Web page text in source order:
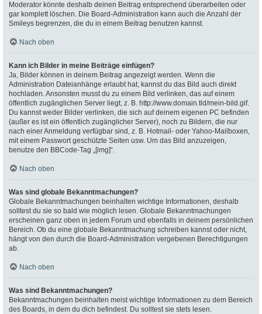
Moderator könnte deshalb deinen Beitrag entsprechend überarbeiten oder
gar komplett löschen. Die Board-Administration kann auch die Anzahl der
Smileys begrenzen, die du in einem Beitrag benutzen kannst.
Nach oben
Kann ich Bilder in meine Beiträge einfügen?
Ja, Bilder können in deinem Beitrag angezeigt werden. Wenn die
Administration Dateianhänge erlaubt hat, kannst du das Bild auch direkt
hochladen. Ansonsten musst du zu einem Bild verlinken, das auf einem
öffentlich zugänglichen Server liegt, z. B. http://www.domain.tld/mein-bild.gif.
Du kannst weder Bilder verlinken, die sich auf deinem eigenen PC befinden
(außer es ist ein öffentlich zugänglicher Server), noch zu Bildern, die nur
nach einer Anmeldung verfügbar sind, z. B. Hotmail- oder Yahoo-Mailboxen,
mit einem Passwort geschützte Seiten usw. Um das Bild anzuzeigen,
benutze den BBCode-Tag „[img]“.
Nach oben
Was sind globale Bekanntmachungen?
Globale Bekanntmachungen beinhalten wichtige Informationen, deshalb
solltest du sie so bald wie möglich lesen. Globale Bekanntmachungen
erscheinen ganz oben in jedem Forum und ebenfalls in deinem persönlichen
Bereich. Ob du eine globale Bekanntmachung schreiben kannst oder nicht,
hängt von den durch die Board-Administration vergebenen Berechtigungen
ab.
Nach oben
Was sind Bekanntmachungen?
Bekanntmachungen beinhalten meist wichtige Informationen zu dem Bereich
des Boards, in dem du dich befindest. Du solltest sie stets lesen.